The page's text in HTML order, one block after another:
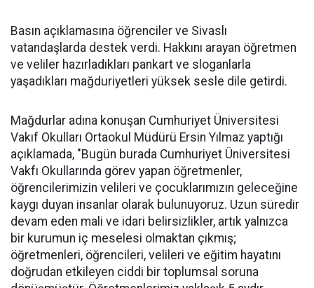
Basın açıklamasına öğrenciler ve Sivaslı
vatandaşlarda destek verdi. Hakkını arayan öğretmen
ve veliler hazırladıkları pankart ve sloganlarla
yaşadıkları mağduriyetleri yüksek sesle dile getirdi.
Mağdurlar adına konuşan Cumhuriyet Üniversitesi
Vakıf Okulları Ortaokul Müdürü Ersin Yılmaz yaptığı
açıklamada, "Bugün burada Cumhuriyet Üniversitesi
Vakfı Okullarında görev yapan öğretmenler,
öğrencilerimizin velileri ve çocuklarımızın geleceğine
kaygı duyan insanlar olarak bulunuyoruz. Uzun süredir
devam eden mali ve idari belirsizlikler, artık yalnızca
bir kurumun iç meselesi olmaktan çıkmış;
öğretmenleri, öğrencileri, velileri ve eğitim hayatını
doğrudan etkileyen ciddi bir toplumsal soruna